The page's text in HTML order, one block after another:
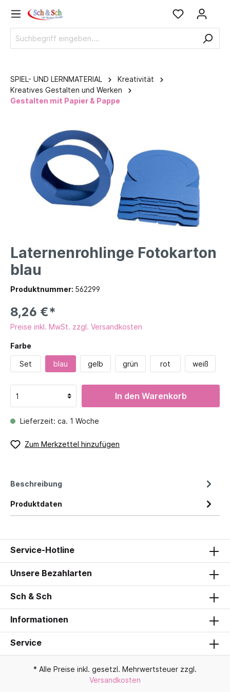
SPIEL- UND LERNMATERIAL
Kreativität
Kreatives Gestalten und Werken
Gestalten mit Papier & Pappe
Laternenrohlinge Fotokarton
blau
Produktnummer: 562299
8,26 €*
Preise inkl. MwSt. zzgl. Versandkosten
Farbe
Set blau gelb grün rot weiß
In den Warenkorb
Lieferzeit: ca. 1 Woche
Zum Merkzettel hinzufügen
Beschreibung
Produktdaten
Service-Hotline
Unsere Bezahlarten
Sch & Sch
Informationen
Service
* Alle Preise inkl. gesetzl. Mehrwertsteuer zzgl.
Versandkosten